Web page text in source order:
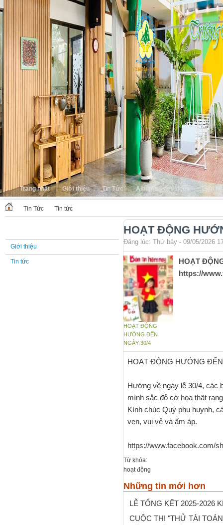
Trang nhất Giới thiệu Tin Tức Albums Videos Liên hệ
Tin Tức Tin tức
Giới thiệu
Tin tức
HOẠT ĐỘNG
Đăng lúc: Thứ bảy - 09/05/2026
HOẠT ĐỘNG
HƯỚNG ĐẾN
NGÀY 30/4
HOẠT
https://
HOẠT ĐỘNG HƯỚNG
Hướng về ngày lễ 30/4, các
mình sắc đỏ cờ hoa thật
Kính chúc Quý phụ huynh,
vẹn, vui vẻ và ấm áp.
https://www.facebook.com/
Từ khóa:
hoạt động
Những tin mới hơn
LỄ TỔNG KẾT 2025-2026
CUỘC THI "THỬ TÀI